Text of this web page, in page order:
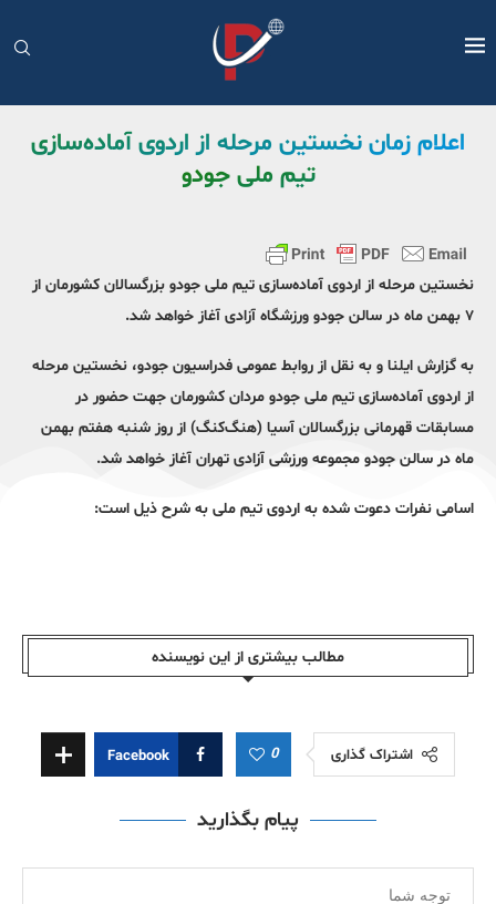
اعلام زمان نخستین مرحله از اردوی آماده‌سازی
تیم ملی جودو
نخستین مرحله از اردوی آماده‌سازی تیم ملی جودو بزرگسالان کشورمان از
۷ بهمن ماه در سالن جودو ورزشگاه آزادی آغاز خواهد شد.
به گزارش ایلنا و به نقل از روابط عمومی فدراسیون جودو، نخستین مرحله
از اردوی آماده‌سازی تیم ملی جودو مردان کشورمان جهت حضور در
مسابقات قهرمانی بزرگسالان آسیا (هنگ‌کنگ) از روز شنبه هفتم بهمن
ماه در سالن جودو مجموعه ورزشی آزادی تهران آغاز خواهد شد.
اسامی نفرات دعوت شده به اردوی تیم ملی به شرح ذیل است:
مطالب بیشتری از این نویسندە
اشتراک گذاری 0
Facebook
پیام بگذارید